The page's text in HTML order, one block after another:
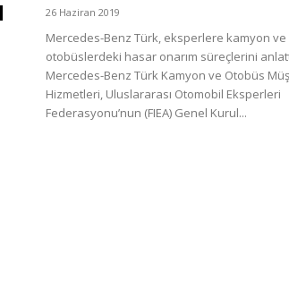
26 Haziran 2019
Mercedes-Benz Türk, eksperlere kamyon ve
otobüslerdeki hasar onarım süreçlerini
Mercedes-Benz Türk Kamyon ve Otobüs
Hizmetleri, Uluslararası Otomobil Eksperleri
Federasyonu’nun (FIEA) Genel Kurul...